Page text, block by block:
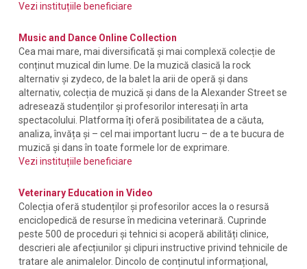
Vezi instituțiile beneficiare
Music and Dance Online Collection
Cea mai mare, mai diversificată și mai complexă colecție de
conținut muzical din lume. De la muzică clasică la rock
alternativ și zydeco, de la balet la arii de operă și dans
alternativ, colecția de muzică și dans de la Alexander Street se
adresează studenților și profesorilor interesați în arta
spectacolului. Platforma îți oferă posibilitatea de a căuta,
analiza, învăța și – cel mai important lucru – de a te bucura de
muzică și dans în toate formele lor de exprimare.
Vezi instituțiile beneficiare
Veterinary Education in Video
Colecția oferă studenților și profesorilor acces la o resursă
enciclopedică de resurse în medicina veterinară. Cuprinde
peste 500 de proceduri și tehnici si acoperă abilități clinice,
descrieri ale afecțiunilor și clipuri instructive privind tehnicile de
tratare ale animalelor. Dincolo de conținutul informațional,